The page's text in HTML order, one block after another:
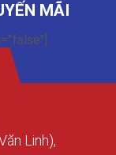
MÃI
Linh),